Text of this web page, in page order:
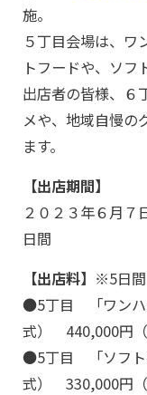
施。
５丁目会場は、ワ
トフードや、ソフ
出店者の皆様、６
メや、地域自慢の
ます。
【出店期間】
２０２３年６月
日間
【出店料】 ※5日間
●5丁目 「ワンハ
式） 440,000円（
●5丁目 「ソフト
式） 330,000円（